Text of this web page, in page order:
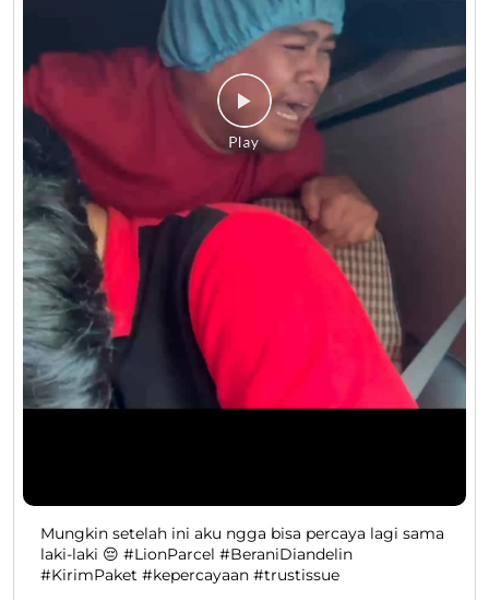
Mungkin setelah ini aku ngga bisa percaya lagi sama
laki-laki 😔 #LionParcel #BeraniDiandelin
#KirimPaket #kepercayaan #trustissue